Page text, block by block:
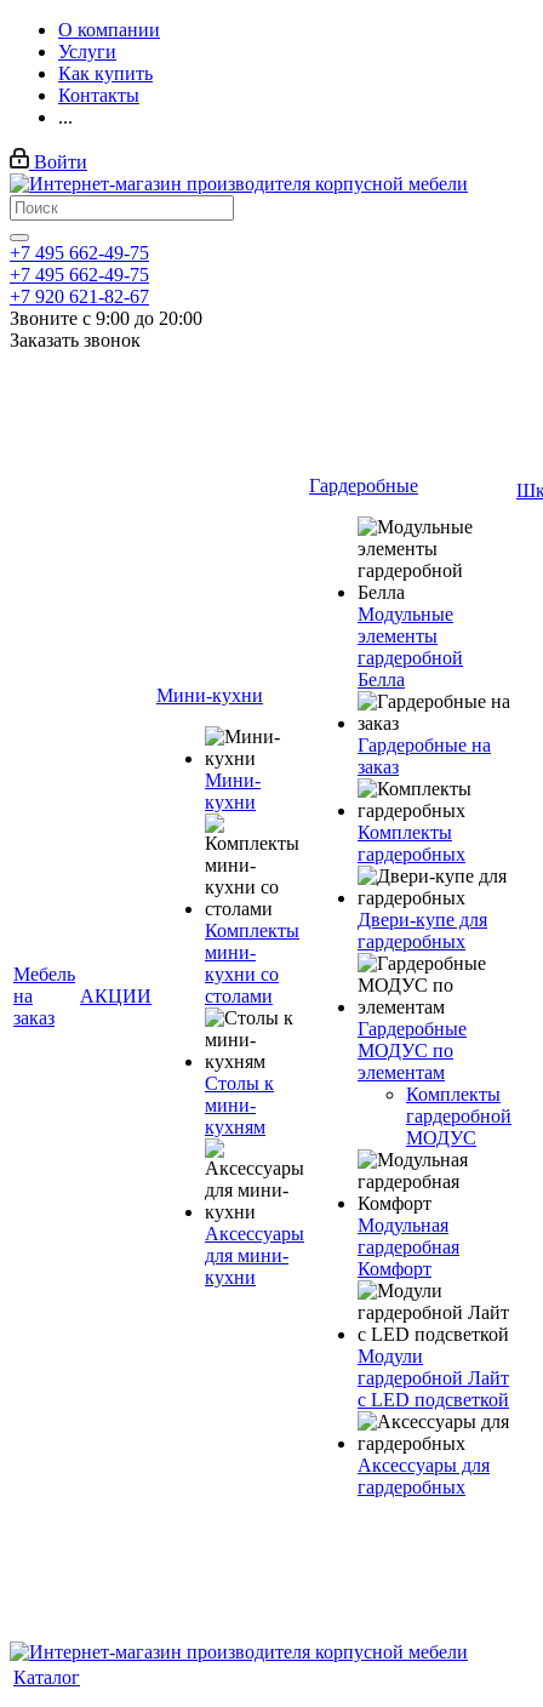
О компании
Услуги
Как купить
Контакты
...
Войти
+7 495 662-49-75
+7 495 662-49-75
+7 920 621-82-67
Звоните с 9:00 до 20:00
Заказать звонок
Мебель
на
заказ
АКЦИИ
Мини-кухни
Мини-
кухни
Комплекты
мини-
кухни со
столами
Столы к
мини-
кухням
Аксессуары
для мини-
кухни
Гардеробные
Модульные
элементы
гардеробной
Белла
Гардеробные на
заказ
Комплекты
гардеробных
Двери-купе для
гардеробных
Гардеробные
МОДУС по
элементам
Комплекты
гардеробной
МОДУС
Модульная
гардеробная
Комфорт
Модули
гардеробной Лайт
с LED подсветкой
Аксессуары для
гардеробных
Каталог